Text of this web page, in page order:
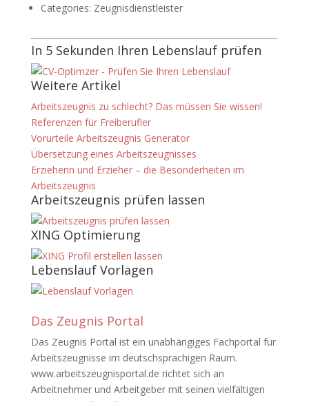
Categories: Zeugnisdienstleister
In 5 Sekunden Ihren Lebenslauf prüfen
Weitere Artikel
Arbeitszeugnis zu schlecht? Das müssen Sie wissen!
Referenzen für Freiberufler
Vorurteile Arbeitszeugnis Generator
Übersetzung eines Arbeitszeugnisses
Erzieherin und Erzieher – die Besonderheiten im
Arbeitszeugnis
Arbeitszeugnis prüfen lassen
XING Optimierung
Lebenslauf Vorlagen
Das Zeugnis Portal
Das Zeugnis Portal ist ein unabhängiges Fachportal für
Arbeitszeugnisse im deutschsprachigen Raum.
www.arbeitszeugnisportal.de richtet sich an
Arbeitnehmer und Arbeitgeber mit seinen vielfältigen